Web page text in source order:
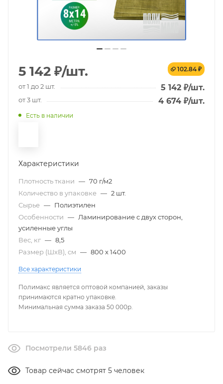
5 142 ₽/шт. 102.84 ₽
от 1 до 2 шт. 5 142 ₽/шт.
от 3 шт. 4 674 ₽/шт.
Есть в наличии
Характеристики
Плотность ткани — 70 г/м2
Количество в упаковке — 2 шт.
Сырье — Полиэтилен
Особенности — Ламинирование с двух сторон,
усиленные углы
Вес, кг — 8,5
Размер (ШxВ), см — 800 x 1400
Все характеристики
Полимакс является оптовой компанией, заказы
принимаются кратно упаковке.
Минимальная сумма заказа 50 000р.
Посмотрели 5846 раз
Товар сейчас смотрят 5 человек